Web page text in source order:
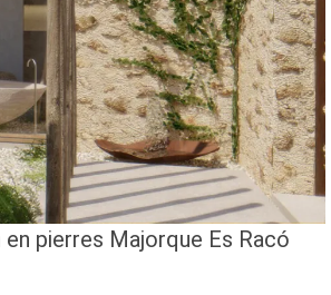
pierres Majorque Es Racó